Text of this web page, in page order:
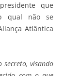
que
qual não se
Atlântica
secreto, visando